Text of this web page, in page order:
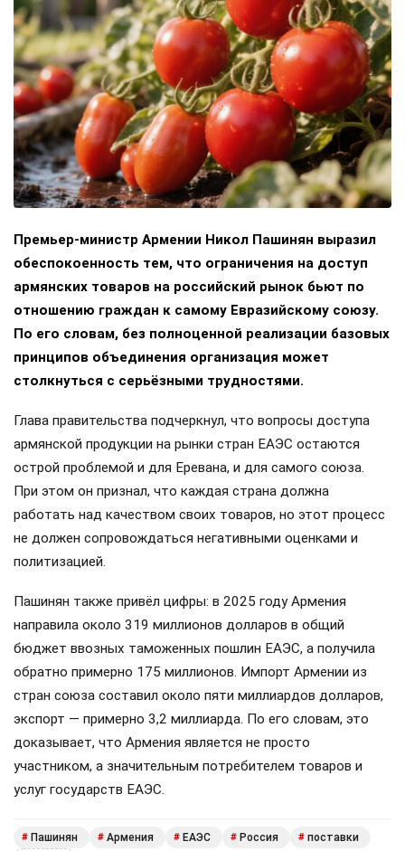
Премьер-министр Армении Никол Пашинян выразил
обеспокоенность тем, что ограничения на доступ
армянских товаров на российский рынок бьют по
отношению граждан к самому Евразийскому союзу.
По его словам, без полноценной реализации базовых
принципов объединения организация может
столкнуться с серьёзными трудностями.
Глава правительства подчеркнул, что вопросы доступа
армянской продукции на рынки стран ЕАЭС остаются
острой проблемой и для Еревана, и для самого союза.
При этом он признал, что каждая страна должна
работать над качеством своих товаров, но этот процесс
не должен сопровождаться негативными оценками и
политизацией.
Пашинян также привёл цифры: в 2025 году Армения
направила около 319 миллионов долларов в общий
бюджет ввозных таможенных пошлин ЕАЭС, а получила
обратно примерно 175 миллионов. Импорт Армении из
стран союза составил около пяти миллиардов долларов,
экспорт — примерно 3,2 миллиарда. По его словам, это
доказывает, что Армения является не просто
участником, а значительным потребителем товаров и
услуг государств ЕАЭС.
# Пашинян # Армения # ЕАЭС # Россия # поставки